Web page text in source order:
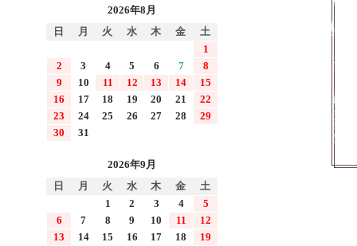
2026年8月
日
月 火 水 木 金
土
1
2
3 4 5 6 7
8
9
10 11 12 13 14
15
16
17 18 19 20 21
22
23
24 25 26 27 28
29
30
31
2026年9月
日
月 火 水 木 金
土
1
2 3 4
5
6
7 8 9 10 11
12
13
14 15 16 17 18
19